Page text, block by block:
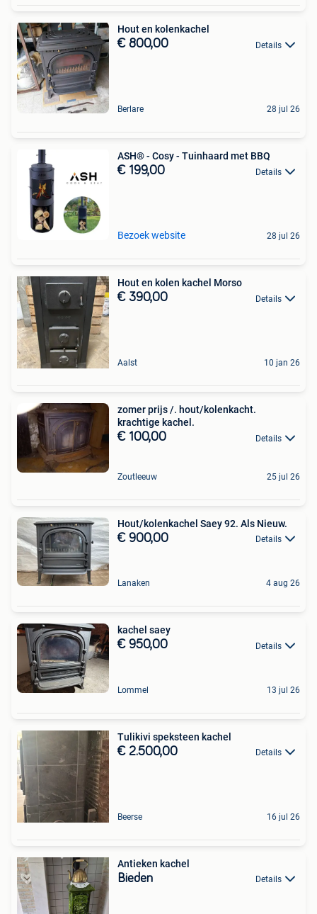
Hout en kolenkachel
€ 800,00 Details
Berlare 28 jul 26
ASH® - Cosy - Tuinhaard met BBQ
€ 199,00 Details
Bezoek website 28 jul 26
Hout en kolen kachel Morso
€ 390,00 Details
Aalst 10 jan 26
zomer prijs /. hout/kolenkacht.
krachtige kachel.
€ 100,00 Details
Zoutleeuw 25 jul 26
Hout/kolenkachel Saey 92. Als Nieuw.
€ 900,00 Details
Lanaken 4 aug 26
kachel saey
€ 950,00 Details
Lommel 13 jul 26
Tulikivi speksteen kachel
€ 2.500,00 Details
Beerse 16 jul 26
Antieken kachel
Bieden Details